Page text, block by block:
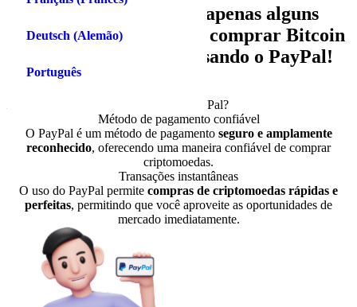
Deutsch (Alemão)
Português
Você está na UE*? Com apenas alguns
cliques, agora você pode comprar Bitcoin
e outras criptomoedas usando o PayPal!
Por que comprar criptografia com o PayPal?
Método de pagamento confiável
O PayPal é um método de pagamento seguro e amplamente
reconhecido, oferecendo uma maneira confiável de comprar
criptomoedas.
Transações instantâneas
O uso do PayPal permite compras de criptomoedas rápidas e
perfeitas, permitindo que você aproveite as oportunidades de
mercado imediatamente.